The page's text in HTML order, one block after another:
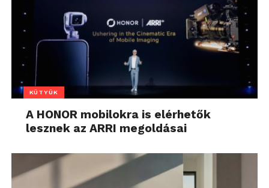
KÜTYÜK
A HONOR mobilokra is elérhetők
lesznek az ARRI megoldásai